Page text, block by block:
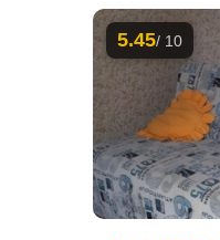
5.45/ 10